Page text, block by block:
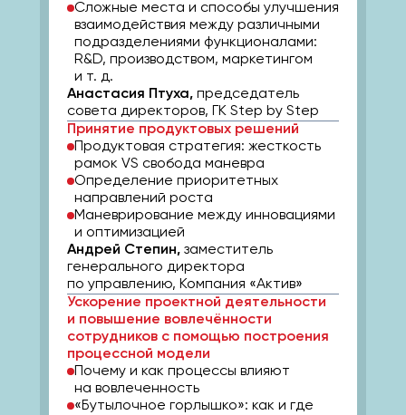
Сложные места и способы улучшения
взаимодействия между различными
подразделениями функционалами:
R&D, производством, маркетингом
и т. д.
Анастасия Птуха, председатель
совета директоров, ГК Step by Step
Принятие продуктовых решений
Продуктовая стратегия: жесткость
рамок VS свобода маневра
Определение приоритетных
направлений роста
Маневрирование между инновациями
и оптимизацией
Андрей Степин, заместитель
генерального директора
по управлению, Компания «Актив»
Ускорение проектной деятельности
и повышение вовлечённости
сотрудников с помощью построения
процессной модели
Почему и как процессы влияют
на вовлеченность
«Бутылочное горлышко»: как и где